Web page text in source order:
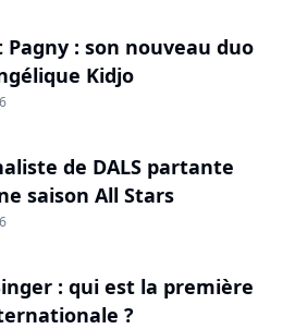
Pagny : son nouveau duo
Kidjo
de DALS partante
saison All Stars
: qui est la première
?